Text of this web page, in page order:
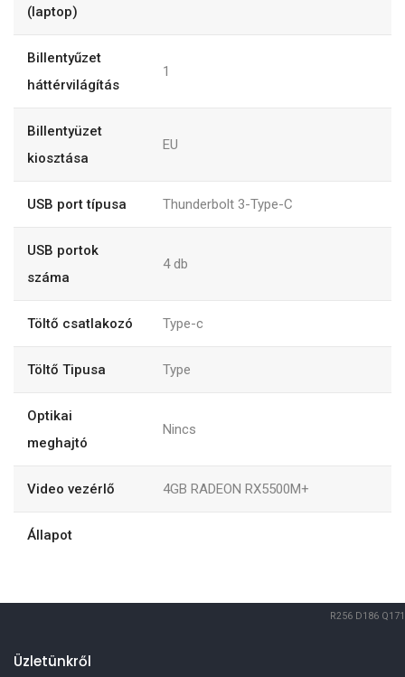
(laptop)
Billentyűzet
háttérvilágítás
1
Billentyüzet
kiosztása
EU
USB port típusa Thunderbolt 3-Type-C
USB portok
száma
4 db
Töltő csatlakozó Type-c
Töltő Tipusa Type
Optikai
meghajtó
Nincs
Video vezérlő 4GB RADEON RX5500M+
Állapot
R256 D186 Q171
Üzletünkről